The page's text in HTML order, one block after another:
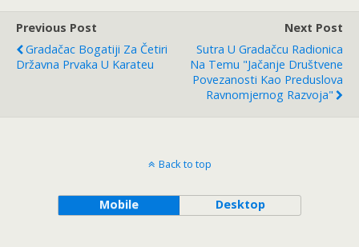
Previous Post
Gradačac Bogatiji Za Četiri
Državna Prvaka U Karateu
Next Post
Sutra U Gradačcu Radionica
Na Temu "Jačanje Društvene
Povezanosti Kao Preduslova
Ravnomjernog Razvoja"
Back to top
Mobile Desktop